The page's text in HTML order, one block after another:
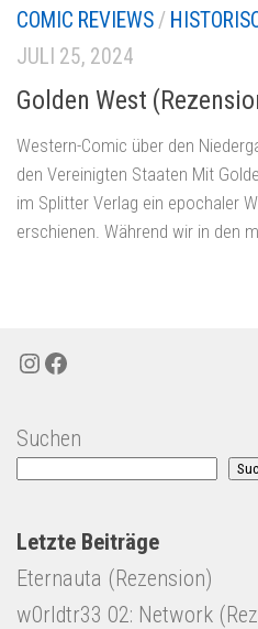
COMIC REVIEWS /
JULI 25, 2024
Golden West
Western-Comic über den
den Vereinigten Staaten Mit
im Splitter Verlag ein epochaler
erschienen. Während wir in den
Instagram
Facebook
Suchen
Letzte Beiträge
Eternauta (Rezension)
w0rldtr33 02: Network